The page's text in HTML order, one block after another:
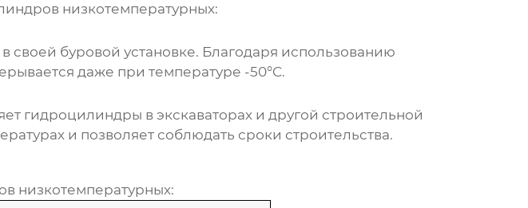
низкотемпературных:
в своей буровой установке. Благодаря использованию
даже при температуре -50°C.
гидроцилиндры в экскаваторах и другой строительной
и позволяет соблюдать сроки строительства.
низкотемпературных: